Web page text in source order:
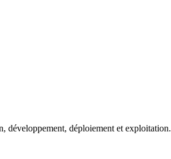
développement, déploiement et exploitation.